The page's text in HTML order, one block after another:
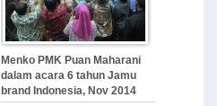
Menko PMK Puan Maharani
dalam acara 6 tahun Jamu
brand Indonesia, Nov 2014